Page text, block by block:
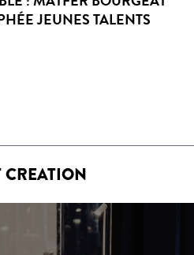
JEUNES TALENTS
CREATION